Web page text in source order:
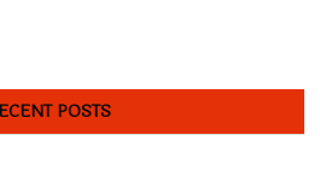
POSTS